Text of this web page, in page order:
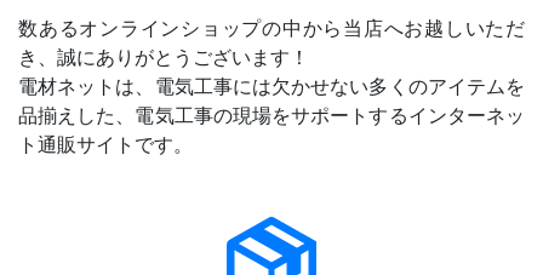
数あるオンラインショップの中から当店へお越しいただ
き、誠にありがとうございます！
電材ネットは、電気工事には欠かせない多くのアイテムを
品揃えした、電気工事の現場をサポートするインターネッ
ト通販サイトです。